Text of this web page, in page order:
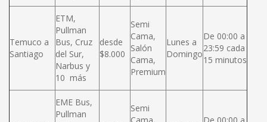
Temuco a
Santiago
ETM,
Pullman
Bus, Cruz
del Sur,
Narbus y
10 más
desde
$8.000
Semi
Cama,
Salón
Cama,
Premium
Lunes a
Domingo
De 00:00 a
23:59 cada
15 minutos
EME Bus,
Pullman
Semi